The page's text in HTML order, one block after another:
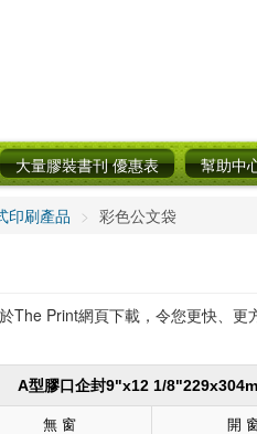
大量膠裝書刊 優惠表 幫助中
印刷產品 > 彩色公文袋
The Print網頁下載，令您更快、更
A型膠口企封9"x12 1/
無 窗 開